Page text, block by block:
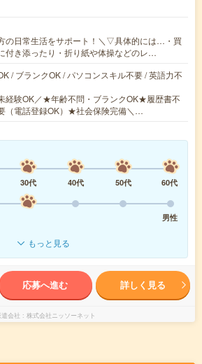
の日常生活をサポート！＼▽具体的には…・買
付き添ったり・折り紙や体操などのレ…
/ ブランクOK / パソコンスキル不要 / 英語力不
経験OK／★年齢不問・ブランクOK★履歴書不
（電話登録OK）★社会保険完備＼…
30代 40代 50代
60代
男性
もっと見る
応募へ進む 詳しく見る
会社 株式会社ニッソーネット